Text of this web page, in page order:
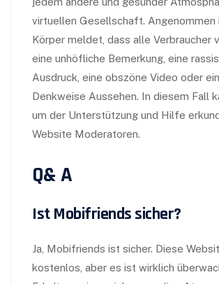
virtuellen Gesellschaft. Angenommen
Körper meldet, dass alle Verbraucher
eine unhöfliche Bemerkung, eine
Ausdruck, eine obszöne Video oder
Denkweise Aussehen. In diesem Fall
um der Unterstützung und Hilfe
Website Moderatoren.
Q& A
Ist Mobifriends sicher?
Ja, Mobifriends ist sicher. Diese
kostenlos, aber es ist wirklich